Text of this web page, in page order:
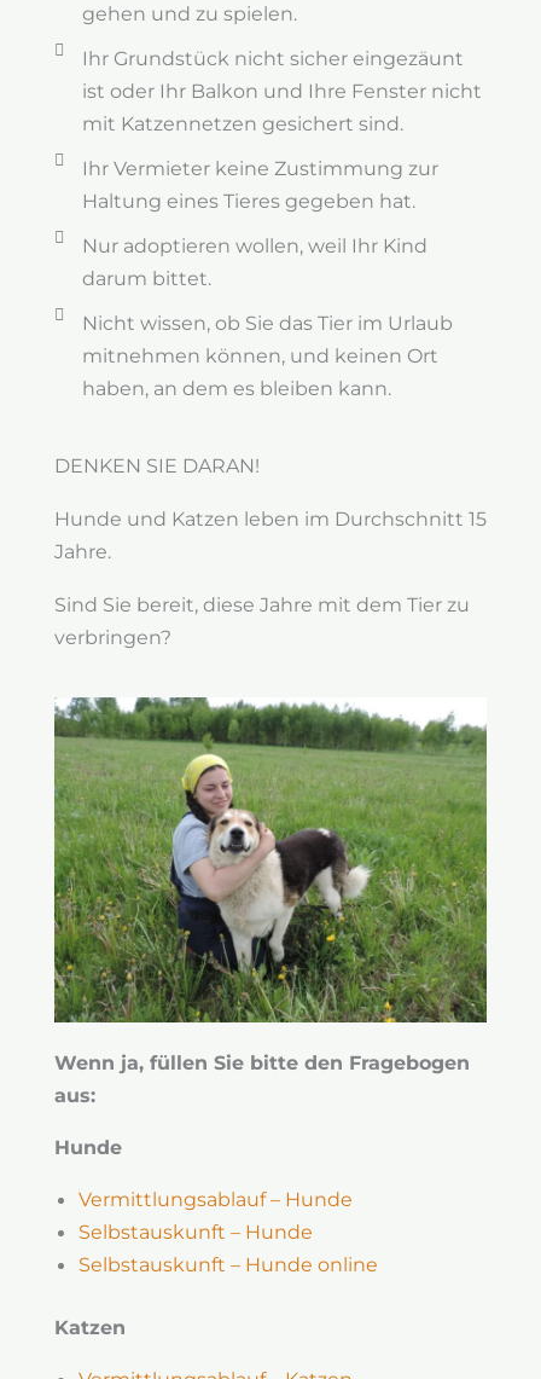
gehen und zu spielen.
Ihr Grundstück nicht sicher eingezäunt
ist oder Ihr Balkon und Ihre Fenster nicht
mit Katzennetzen gesichert sind.
Ihr Vermieter keine Zustimmung zur
Haltung eines Tieres gegeben hat.
Nur adoptieren wollen, weil Ihr Kind
darum bittet.
Nicht wissen, ob Sie das Tier im Urlaub
mitnehmen können, und keinen Ort
haben, an dem es bleiben kann.
DENKEN SIE DARAN!
Hunde und Katzen leben im Durchschnitt 15
Jahre.
Sind Sie bereit, diese Jahre mit dem Tier zu
verbringen?
Wenn ja, füllen Sie bitte den Fragebogen
aus:
Hunde
Vermittlungsablauf – Hunde
Selbstauskunft – Hunde
Selbstauskunft – Hunde online
Katzen